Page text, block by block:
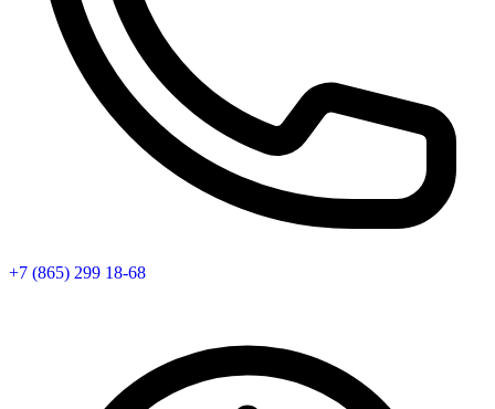
+7 (865) 299 18-68